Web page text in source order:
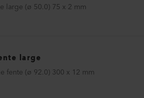
large (ø 50.0) 75 x 2 mm
large
fente (ø 92.0) 300 x 12 mm